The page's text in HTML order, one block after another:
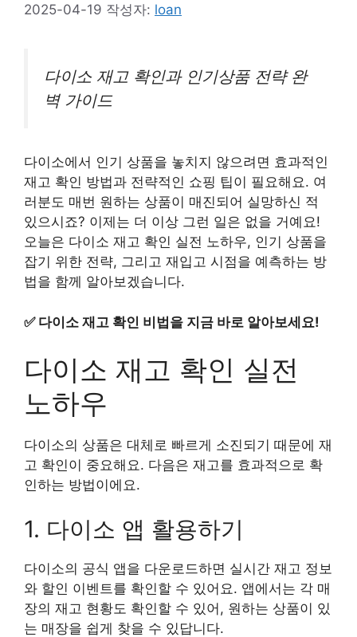
2025-04-19 작성자: loan
다이소 재고 확인과 인기상품 전략 완
벽 가이드
다이소에서 인기 상품을 놓치지 않으려면 효과적인
재고 확인 방법과 전략적인 쇼핑 팁이 필요해요. 여
러분도 매번 원하는 상품이 매진되어 실망하신 적
있으시죠? 이제는 더 이상 그런 일은 없을 거예요!
오늘은 다이소 재고 확인 실전 노하우, 인기 상품을
잡기 위한 전략, 그리고 재입고 시점을 예측하는 방
법을 함께 알아보겠습니다.
✅ 다이소 재고 확인 비법을 지금 바로 알아보세요!
다이소 재고 확인 실전
노하우
다이소의 상품은 대체로 빠르게 소진되기 때문에 재
고 확인이 중요해요. 다음은 재고를 효과적으로 확
인하는 방법이에요.
1. 다이소 앱 활용하기
다이소의 공식 앱을 다운로드하면 실시간 재고 정보
와 할인 이벤트를 확인할 수 있어요. 앱에서는 각 매
장의 재고 현황도 확인할 수 있어, 원하는 상품이 있
는 매장을 쉽게 찾을 수 있답니다.